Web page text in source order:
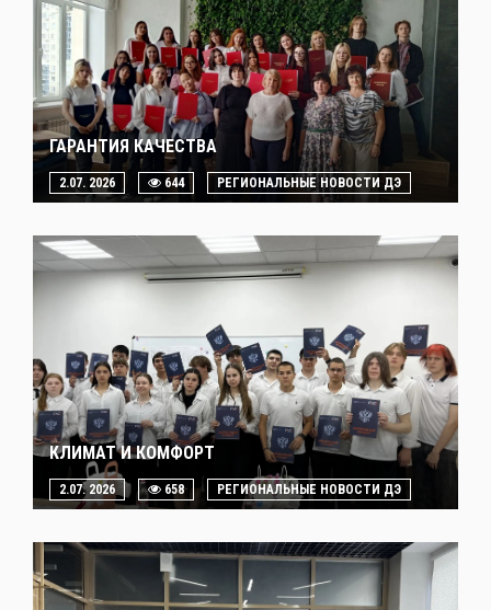
ГАРАНТИЯ КАЧЕСТВА
2.07. 2026 644 РЕГИОНАЛЬНЫЕ НОВОСТИ ДЭ
КЛИМАТ И КОМФОРТ
2.07. 2026 658 РЕГИОНАЛЬНЫЕ НОВОСТИ ДЭ